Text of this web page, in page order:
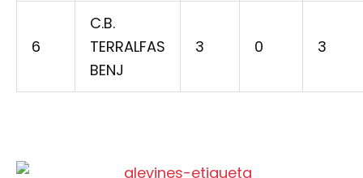
6
C.B.
TERRALFAS
BENJ
3 0 3